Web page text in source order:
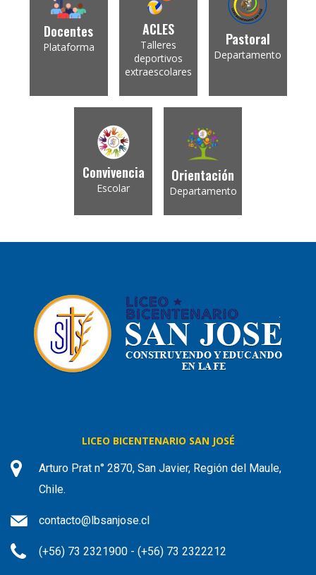
Docentes
Plataforma
ACLES
Talleres
deportivos
extraescolares
Pastoral
Departamento
Convivencia
Escolar
Orientación
Departamento
LICEO BICENTENARIO SAN JOSÉ
Arturo Prat n° 2870, San Javier, Región del Maule,
Chile.
contacto@lbsanjose.cl
(+56) 73 2321900 - (+56) 73 2322212